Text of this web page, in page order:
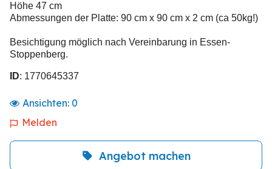
Höhe 47 cm
Abmessungen der Platte: 90 cm x 90 cm x 2 cm (ca 50kg!)
Besichtigung möglich nach Vereinbarung in Essen-
Stoppenberg.
ID: 1770645337
Ansichten: 0
Melden
Angebot machen